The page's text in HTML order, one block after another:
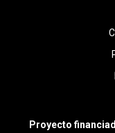
Proyecto